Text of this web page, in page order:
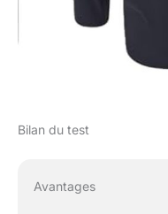
Bilan du test
Avantages